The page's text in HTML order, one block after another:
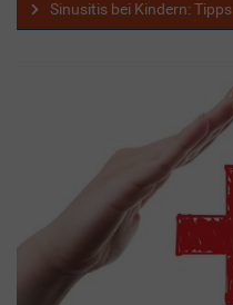
Sinusitis bei Kindern: Tipps